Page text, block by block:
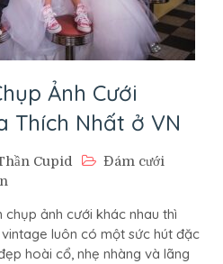
Ảnh Cưới
Thích Nhất ở VN
Cupid
Đám cưới
Phong
Cách
Chụp
ảnh cưới khác nhau thì
luôn có một sức hút đặc
hoài cổ, nhẹ nhàng và lãng